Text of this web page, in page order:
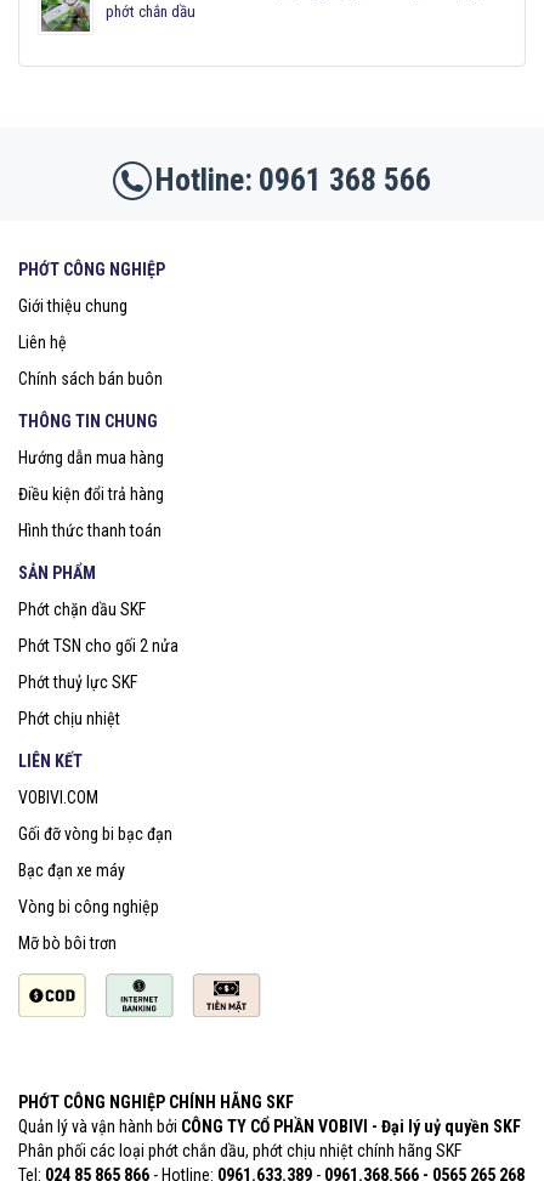
phớt chắn dầu
0961 368 566
PHỚT CÔNG NGHIỆP
Giới thiệu chung
Liên hệ
Chính sách bán buôn
THÔNG TIN CHUNG
Hướng dẫn mua hàng
Điều kiện đổi trả hàng
Hình thức thanh toán
SẢN PHẨM
Phớt chặn dầu SKF
Phớt TSN cho gối 2 nửa
Phớt thuỷ lực SKF
Phớt chịu nhiệt
LIÊN KẾT
VOBIVI.COM
Gối đỡ vòng bi bạc đạn
Bạc đạn xe máy
Vòng bi công nghiệp
Mỡ bò bôi trơn
PHỚT CÔNG NGHIỆP CHÍNH HÃNG SKF
Quản lý và vận hành bởi CÔNG TY CỔ PHẦN VOBIVI - Đại lý uỷ quyền SKF
Phân phối các loại phớt chắn dầu, phớt chịu nhiệt chính hãng SKF
Tel: 024 85 865 866 - Hotline: 0961.633.389​ - 0961.368.566 - 0565 265 268​